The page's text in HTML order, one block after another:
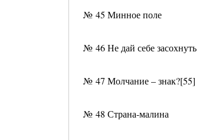
№ 45 Минное поле
№ 46 Не дай себе засохнуть
№ 47 Молчание – знак?[55]
№ 48 Страна-малина